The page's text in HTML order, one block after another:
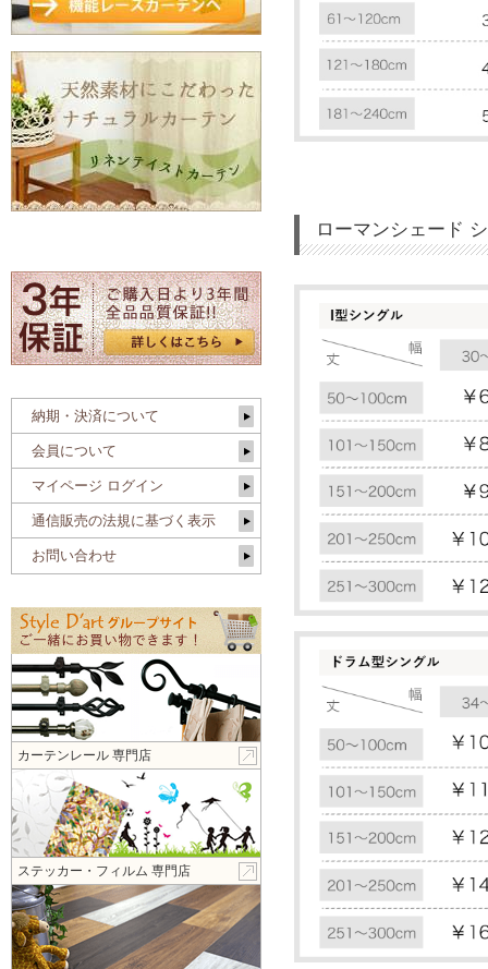
ローマンシェード
納期・決済について
会員について
マイページ ログイン
通信販売の法規に基づく表示
お問い合わせ
カーテンレール 専門店
ステッカー・フィルム 専門店